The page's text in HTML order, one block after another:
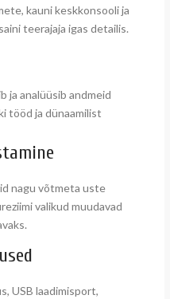
kauni keskkonsooli ja
teerajaja igas detailis.
ja analüüsib andmeid
tööd ja dünaamilist
nagu võtmeta uste
valikud muudavad
USB laadimisport,